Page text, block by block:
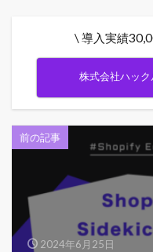
\ 導入実績
株式会社ハッ
前の記事
2024年6月25日